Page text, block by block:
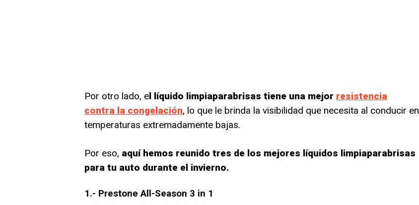
Por otro lado, el líquido limpiaparabrisas tiene una mejor resistencia
contra la congelación, lo que le brinda la visibilidad que necesita al conducir en
temperaturas extremadamente bajas.
Por eso, aquí hemos reunido tres de los mejores líquidos limpiaparabrisas
para tu auto durante el invierno.
1.- Prestone All-Season 3 in 1